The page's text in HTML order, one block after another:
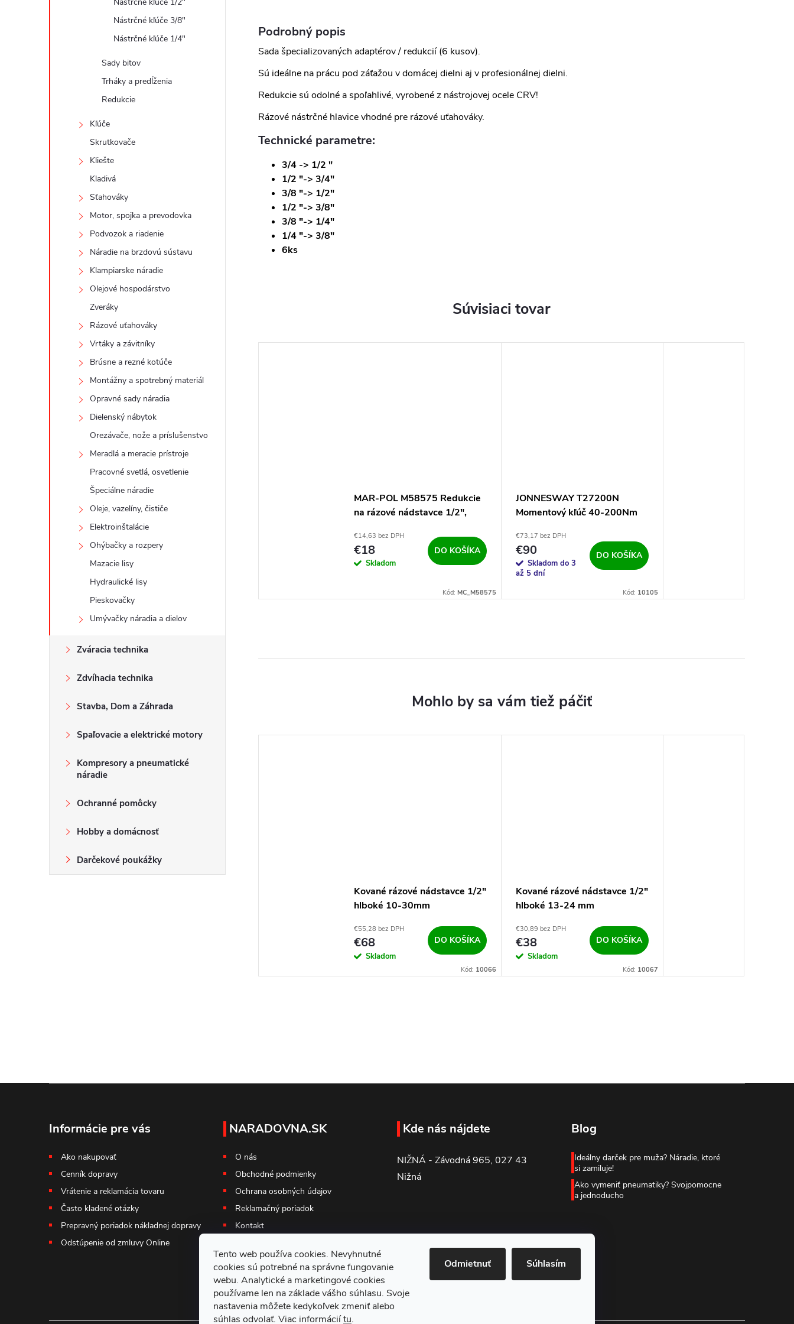
Tento web používa cookies. Nevyhnutné
cookies sú potrebné na správne fungovanie
webu. Analytické a marketingové cookies
používame len na základe vášho súhlasu. Svoje
nastavenia môžete kedykoľvek zmeniť alebo
súhlas odvolať. Viac informáciítu.
Odmietnuť Súhlasím
Nástrčné kľúče 3/8"
Nástrčné kľúče 1/4"
Sady bitov
Trháky a predĺženia
Redukcie
Kľúče
Skrutkovače
Kliešte
Kladivá
Sťahováky
Motor, spojka a prevodovka
Podvozok a riadenie
Náradie na brzdovú sústavu
Klampiarske náradie
Olejové hospodárstvo
Zveráky
Rázové uťahováky
Vrtáky a závitníky
Brúsne a rezné kotúče
Montážny a spotrebný materiál
Opravné sady náradia
Dielenský nábytok
Orezávače, nože a príslušenstvo
Meradlá a meracie prístroje
Pracovné svetlá, osvetlenie
Špeciálne náradie
Oleje, vazelíny, čističe
Elektroinštalácie
Ohýbačky a rozpery
Mazacie lisy
Hydraulické lisy
Pieskovačky
Umývačky náradia a dielov
Zváracia technika
Zdvíhacia technika
Stavba, Dom a Záhrada
Spaľovacie a elektrické motory
Kompresory a pneumatické
náradie
Ochranné pomôcky
Hobby a domácnosť
Darčekové poukážky
Podrobný popis
Sada špecializovaných adaptérov / redukcií (6 kusov).
Sú ideálne na prácu pod záťažou v domácej dielni aj v profesionálnej dielni.
Redukcie sú odolné a spoľahlivé, vyrobené z nástrojovej ocele CRV!
Rázové nástrčné hlavice vhodné pre rázové uťahováky.
Technické parametre:
3/4 -> 1/2 "
1/2 "-> 3/4"
3/8 "-> 1/2"
1/2 "-> 3/8"
3/8 "-> 1/4"
1/4 "-> 3/8"
6ks
Súvisiaci tovar
MAR-POL M58575 Redukcie
na rázové nádstavce 1/2",
€14,63 bez DPH
€18
Skladom
DO KOŠÍKA
Kód: MC_M58575
JONNESWAY T27200N
Momentový kľúč 40-200Nm
€73,17 bez DPH
€90
Skladom do 3
až 5 dní
DO KOŠÍKA
Kód: 10105
Kované rázové nádstavce 1/2"
hlboké 10-30mm
€55,28 bez DPH
€68
Skladom
DO KOŠÍKA
Kód: 10066
Kované rázové nádstavce 1/2"
hlboké 13-24 mm
€30,89 bez DPH
€38
Skladom
DO KOŠÍKA
Kód: 10067
Informácie pre vás
Ako nakupovať
Cenník dopravy
Vrátenie a reklamácia tovaru
Často kladené otázky
Prepravný poriadok nákladnej dopravy
Odstúpenie od zmluvy Online
NARADOVNA.SK
O nás
Obchodné podmienky
Ochrana osobných údajov
Reklamačný poriadok
Kontakt
Kde nás nájdete
NIŽNÁ - Závodná 965, 027 43
Nižná
Blog
Ideálny darček pre muža? Náradie, ktoré
si zamiluje!
Ako vymeniť pneumatiky? Svojpomocne
a jednoducho